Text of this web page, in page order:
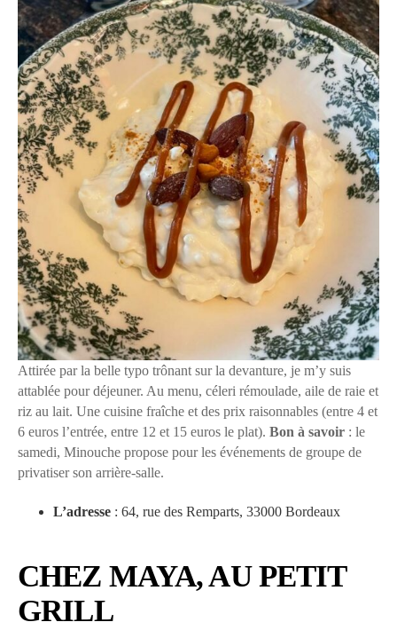
Attirée par la belle typo trônant sur la devanture, je m’y suis
attablée pour déjeuner. Au menu, céleri rémoulade, aile de raie et
riz au lait. Une cuisine fraîche et des prix raisonnables (entre 4 et
6 euros l’entrée, entre 12 et 15 euros le plat). Bon à savoir : le
samedi, Minouche propose pour les événements de groupe de
privatiser son arrière-salle.
L’adresse : 64, rue des Remparts, 33000 Bordeaux
CHEZ MAYA, AU PETIT
GRILL